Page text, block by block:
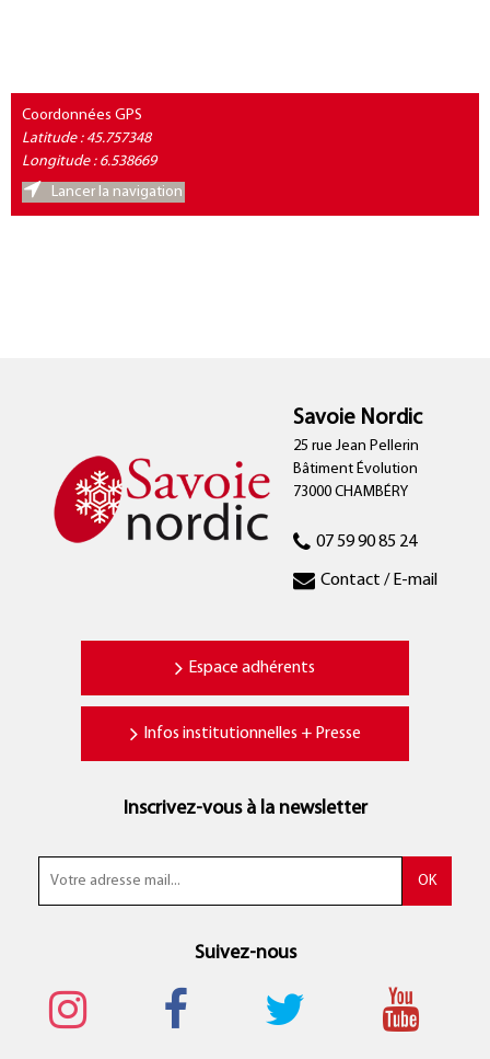
Coordonnées GPS
Latitude : 45.757348
Longitude : 6.538669
Lancer la navigation
Savoie Nordic
25 rue Jean Pellerin
Bâtiment Évolution
73000 CHAMBÉRY
07 59 90 85 24
Contact / E-mail
Espace adhérents
Infos institutionnelles + Presse
Inscrivez-vous à la newsletter
Suivez-nous